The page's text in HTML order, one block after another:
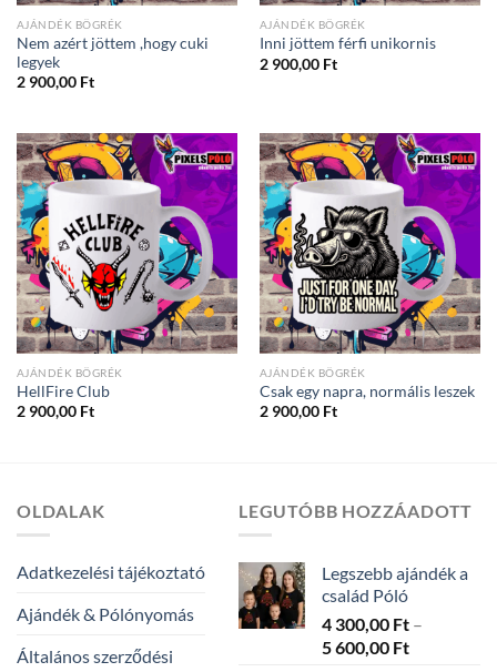
AJÁNDÉK BÖGRÉK
Nem azért jöttem ,hogy cuki
legyek
2 900,00 Ft
AJÁNDÉK BÖGRÉK
Inni jöttem férfi unikornis
2 900,00 Ft
AJÁNDÉK BÖGRÉK
HellFire Club
2 900,00 Ft
AJÁNDÉK BÖGRÉK
Csak egy napra, normális leszek
2 900,00 Ft
OLDALAK
Adatkezelési tájékoztató
Ajándék & Pólónyomás
Általános szerződési
LEGUTÓBB HOZZÁADOTT
Legszebb ajándék a
család Póló
4 300,00 Ft –
5 600,00 Ft